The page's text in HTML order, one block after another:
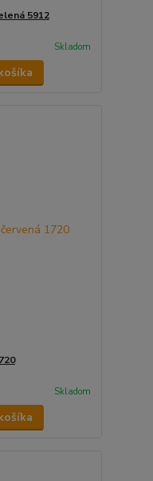
5912
Skladom
Skladom